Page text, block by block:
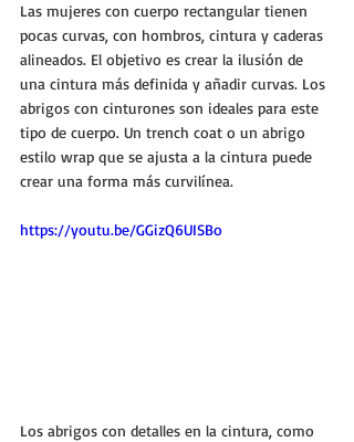
Las mujeres con cuerpo rectangular tienen
pocas curvas, con hombros, cintura y caderas
alineados. El objetivo es crear la ilusión de
una cintura más definida y añadir curvas. Los
abrigos con cinturones son ideales para este
tipo de cuerpo. Un trench coat o un abrigo
estilo wrap que se ajusta a la cintura puede
crear una forma más curvilínea.
https://youtu.be/GGizQ6UISBo
Los abrigos con detalles en la cintura, como